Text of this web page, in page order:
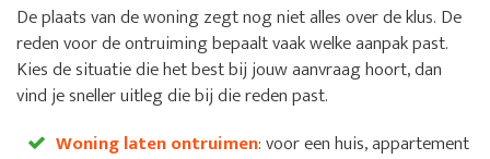
De plaats van de woning zegt nog niet alles over de klus. De
reden voor de ontruiming bepaalt vaak welke aanpak past.
Kies de situatie die het best bij jouw aanvraag hoort, dan
vind je sneller uitleg die bij die reden past.
Woning laten ontruimen: voor een huis, appartement